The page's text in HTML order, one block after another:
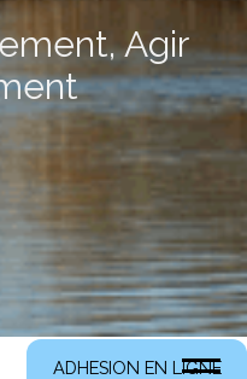
Agir
ADHESION EN LIGNE